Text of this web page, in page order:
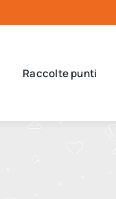
Raccolte punti